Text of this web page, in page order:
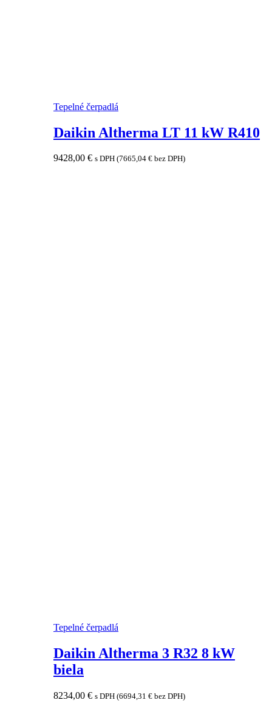
Tepelné čerpadlá
Daikin Altherma LT 11 kW R410
9428,00 € s DPH (7665,04 € bez DPH)
Tepelné čerpadlá
Daikin Altherma 3 R32 8 kW
biela
8234,00 € s DPH (6694,31 € bez DPH)